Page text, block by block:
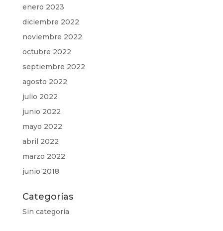
enero 2023
diciembre 2022
noviembre 2022
octubre 2022
septiembre 2022
agosto 2022
julio 2022
junio 2022
mayo 2022
abril 2022
marzo 2022
junio 2018
Categorías
Sin categoría